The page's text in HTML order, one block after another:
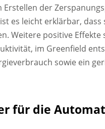
Erstellen der
es leicht erklärbar,
Weitere positive
im Greenfield
sowie ein
für die